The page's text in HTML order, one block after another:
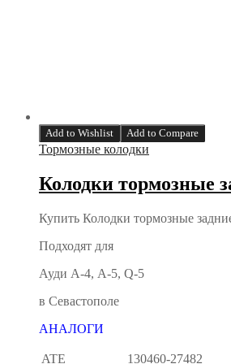
Add to Wishlist Add to Compare
Тормозные колодки
Колодки тормозные
Купить Колодки тормозные
Подходят для
Ауди А-4, А-5, Q-5
в Севастополе
АНАЛОГИ
ATE 130460-27482